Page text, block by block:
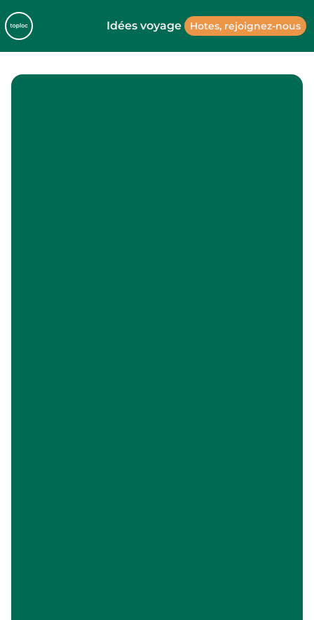
Idées voyage Hotes, rejoignez-nous